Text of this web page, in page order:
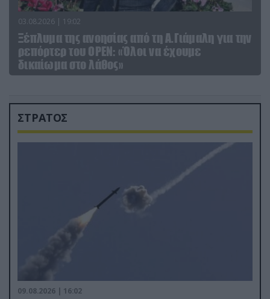
03.08.2026 | 19:02
Ξέπλυμα της ανοησίας από τη Α.Γιάμαλη για την
ρεπόρτερ του ΟΡΕΝ: «Όλοι να έχουμε
δικαίωμα στο λάθος»
ΣΤΡΑΤΟΣ
09.08.2026 | 16:02